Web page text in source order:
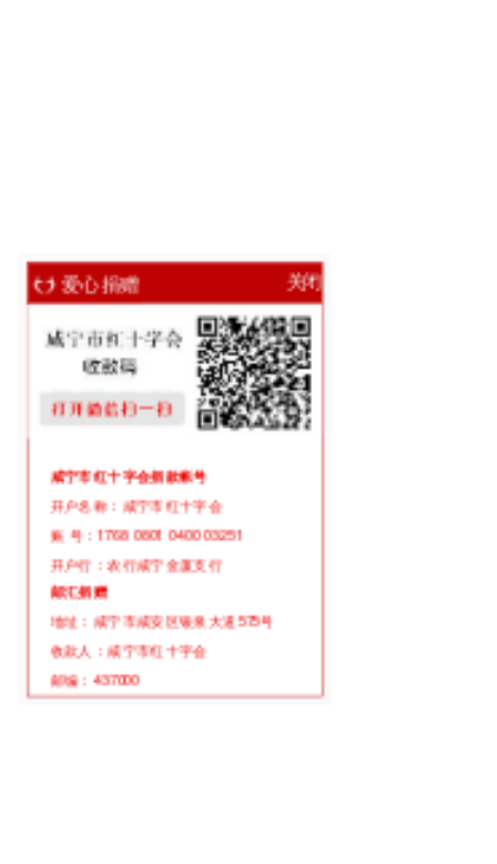
爱心捐赠 关闭
咸宁市红十字会捐款帐号
开户名称：咸宁市红十字会
账 号：1768 0801 0400 03251
开户行：农行咸宁金厦支行
邮汇捐赠
地址：咸宁市咸安区银泉大道575号
收款人：咸宁市红十字会
邮编：437000